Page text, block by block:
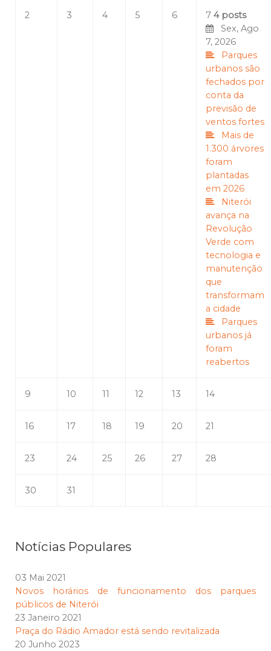
2 3 4 5 6 7 4 posts
Sex, Ago
7, 2026
Parques
urbanos são
fechados por
conta da
previsão de
ventos fortes
Mais de
1.300 árvores
foram
plantadas
em 2026
Niterói
avança na
Revolução
Verde com
tecnologia e
manutenção
que
transformam
a cidade
Parques
urbanos já
foram
reabertos
9 10 11 12 13 14
16 17 18 19 20 21
23 24 25 26 27 28
30 31
Notícias Populares
03 Mai 2021
Novos horários de funcionamento dos parques
públicos de Niterói
23 Janeiro 2021
Praça do Rádio Amador está sendo revitalizada
20 Junho 2023